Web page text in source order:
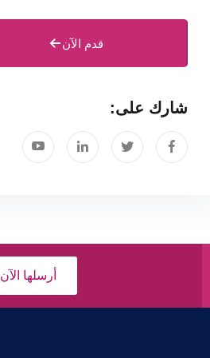
قدم الآن
شارك على:
أرسلها الآن